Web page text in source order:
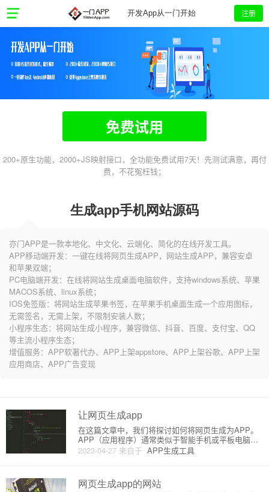
开发App从一门开始 注册
免费试用
200+原生功能，2000+JS映射接口，全功能免费试用7天！先测试满意，再付
费，不花冤枉钱；
生成app手机网站源码
亦门APP是一款本地化、中文化、云端化、简化的在线开发工具。
APP移动端开发：一键在线将网页生成APP，网站生成APP，兼容安卓
和苹果双端；
PC电脑端开发：在线将网站生成桌面电脑软件，支持windows系统、苹果
MACOS系统、linux系统；
IOS免签版：将网站生成苹果书签，在苹果手机桌面生成一个应用图标，
无需签名，无需上架，不限制安装人数；
小程序生态：将网站生成小程序，兼容微信、抖音、百度、支付宝、QQ
等主流小程序生态；
增值服务：APP软著代办、APP上架appstore、APP上架谷歌、APP上架
应用商店、APP广告变现
让网页生成app
2023-04-27 来自于 APP生成工具
在这篇文章中，我们将探讨如何将网页生成为APP。
APP（应用程序）通常类似于智能手机或平板电脑等
移动设备上的特定软件。网页则通过浏览器访问。将
网页转换为APP可以让用户更流畅地访问您的在线内
一种将网页转换为AP
网页生成app的网站